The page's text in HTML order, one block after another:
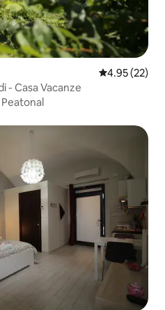
Calificación
4.95 (22)
- Casa Vacanze
Peatonal